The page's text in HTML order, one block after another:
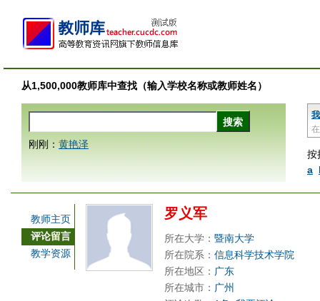
从1,500,000教师库中查找（输入学校名称或教师姓名）
按
a
刚刚： 黄艳泽
教师主页
评论留言
教学资源
罗义军
所在大学： 暨南大学
所在院系： 信息科学技术学院
所在地区： 广东
所在城市： 广州